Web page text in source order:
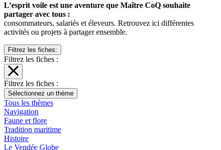
L’esprit voile est une aventure que Maître CoQ souhaite
partager avec tous :
consommateurs, salariés et éleveurs. Retrouvez ici différentes
activités ou projets à partager ensemble.
Filtrez les fiches:
Filtrez les fiches :
Filtrez les fiches :
Sélectionnez un thème
Tous les thèmes
Navigation
Faune et flore
Tradition maritime
Histoire
Le Vendée Globe